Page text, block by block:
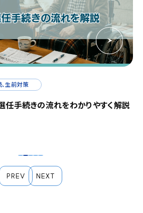
自己破産
しい状況の解決策｜国が認めた減
生前対策
任手続きの流れをわかりやすく解説
生前対策
と、被後見人・被補助人との違いを
生前対策
無料？予約方法・注意すべき点を解
生前対策
の違いと権利を主張する長男への対
PREV NEXT